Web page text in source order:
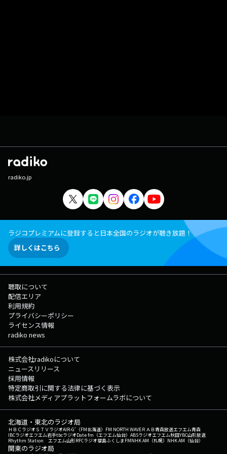
radiko.jp
ラジコプレミアムに登録すると日本全国のラジオが聴き放題！
詳しくはこちら
聴取について
配信エリア
利用規約
プライバシーポリシー
ライセンス情報
radiko news
株式会社radikoについて
ニュースリリース
採用情報
特定商取引に関する法律に基づく表示
株式会社メディアプラットフォームラボについて
北海道・東北のラジオ局
ＨＢＣラジオＳＴＶラジオAIR-G'（FM北海道） FM NORTH WAVEＲＡＢ青森放送エフエム青森
IBCラジオエフエム岩手tbcラジオDate fm（エフエム仙台） ABSラジオエフエム秋田YBC山形放送
Rhythm Station エフエム山形RFCラジオ福島ふくしまFMNHK AM（札幌） NHK AM（仙台）
関東のラジオ局